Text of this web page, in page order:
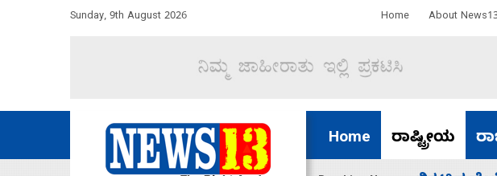
Sunday, 9th August 2026 Home About
Home ರಾಷ್ಟ್ರೀಯ